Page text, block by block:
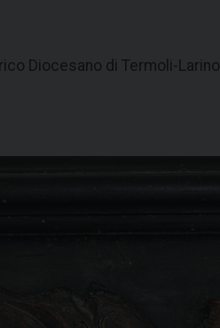
Diocesano di Termoli-Larino